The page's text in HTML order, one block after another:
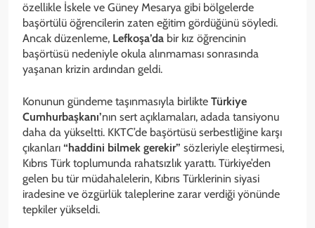
özellikle İskele ve Güney Mesarya gibi bölgelerde
başörtülü öğrencilerin zaten eğitim gördüğünü söyledi.
Ancak düzenleme, Lefkoşa’da bir kız öğrencinin
başörtüsü nedeniyle okula alınmaması sonrasında
yaşanan krizin ardından geldi.
Konunun gündeme taşınmasıyla birlikte Türkiye
Cumhurbaşkanı’nın sert açıklamaları, adada tansiyonu
daha da yükseltti. KKTC’de başörtüsü serbestliğine karşı
çıkanları “haddini bilmek gerekir” sözleriyle eleştirmesi,
Kıbrıs Türk toplumunda rahatsızlık yarattı. Türkiye’den
gelen bu tür müdahalelerin, Kıbrıs Türklerinin siyasi
iradesine ve özgürlük taleplerine zarar verdiği yönünde
tepkiler yükseldi.